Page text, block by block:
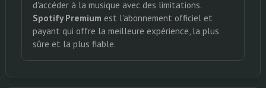
d'accéder à la musique avec des limitations.
Spotify Premium est l'abonnement officiel et
payant qui offre la meilleure expérience, la plus
sûre et la plus fiable.